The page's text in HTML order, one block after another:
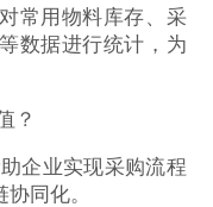
常用物料库存、采
数据进行统计，为
？
企业实现采购流程
同化。